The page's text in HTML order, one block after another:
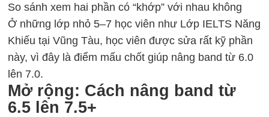
So sánh xem hai phần có “khớp” với nhau không
Ở những lớp nhỏ 5–7 học viên như Lớp IELTS Năng
Khiếu tại Vũng Tàu, học viên được sửa rất kỹ phần
này, vì đây là điểm mấu chốt giúp nâng band từ 6.0
lên 7.0.
Mở rộng: Cách nâng band từ
6.5 lên 7.5+